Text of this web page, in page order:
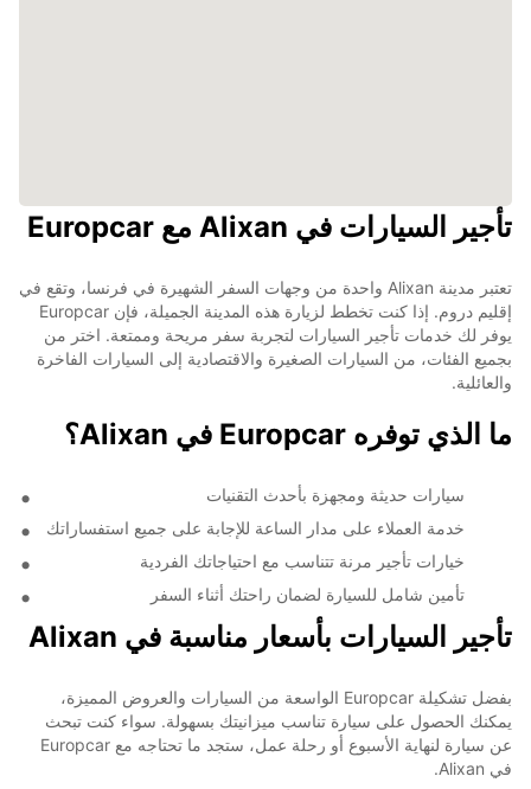
تأجير السيارات في Alixan مع Europcar
تعتبر مدينة Alixan واحدة من وجهات السفر الشهيرة في فرنسا، وتقع في
إقليم دروم. إذا كنت تخطط لزيارة هذه المدينة الجميلة، فإن Europcar
يوفر لك خدمات تأجير السيارات لتجربة سفر مريحة وممتعة. اختر من
بجميع الفئات، من السيارات الصغيرة والاقتصادية إلى السيارات الفاخرة
والعائلية.
ما الذي توفره Europcar في Alixan؟
سيارات حديثة ومجهزة بأحدث التقنيات
خدمة العملاء على مدار الساعة للإجابة على جميع استفساراتك
خيارات تأجير مرنة تتناسب مع احتياجاتك الفردية
تأمين شامل للسيارة لضمان راحتك أثناء السفر
تأجير السيارات بأسعار مناسبة في Alixan
بفضل تشكيلة Europcar الواسعة من السيارات والعروض المميزة،
يمكنك الحصول على سيارة تناسب ميزانيتك بسهولة. سواء كنت تبحث
عن سيارة لنهاية الأسبوع أو رحلة عمل، ستجد ما تحتاجه مع Europcar
في Alixan.